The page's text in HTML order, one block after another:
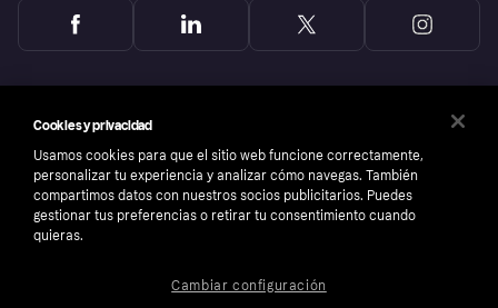
Cookies y privacidad
Usamos cookies para que el sitio web funcione correctamente,
personalizar tu experiencia y analizar cómo navegas. También
compartimos datos con nuestros socios publicitarios. Puedes
gestionar tus preferencias o retirar tu consentimiento cuando
quieras.
Cambiar configuración